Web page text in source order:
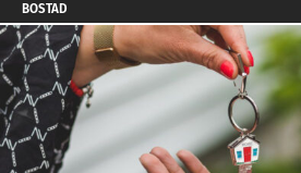
BOSTAD